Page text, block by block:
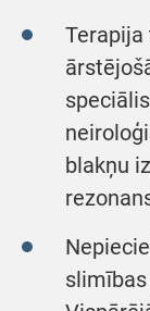
blakņu